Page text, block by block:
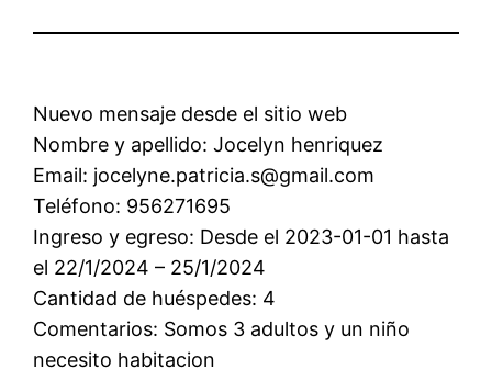
Nuevo mensaje desde el sitio web
Nombre y apellido: Jocelyn henriquez
Email: jocelyne.patricia.s@gmail.com
Teléfono: 956271695
Ingreso y egreso: Desde el 2023-01-01 hasta
el 22/1/2024 – 25/1/2024
Cantidad de huéspedes: 4
Comentarios: Somos 3 adultos y un niño
necesito habitacion